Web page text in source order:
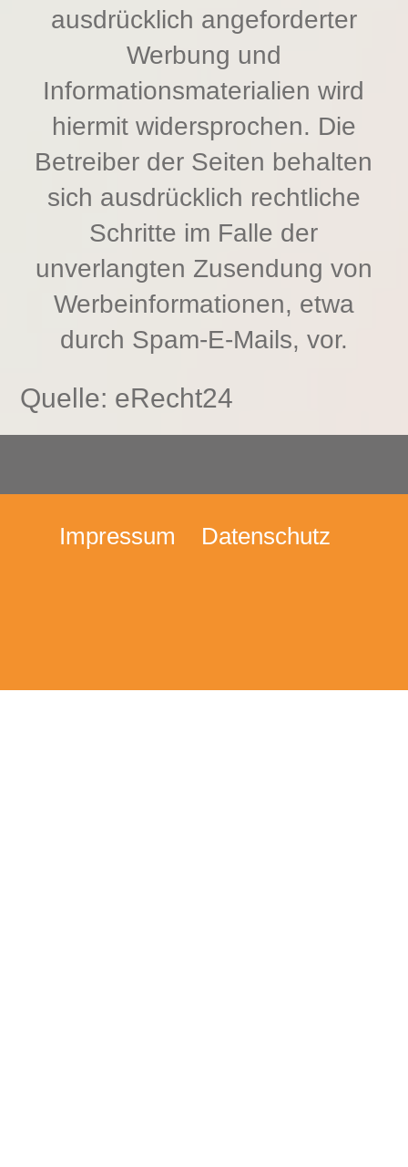
ausdrücklich angeforderter
Werbung und
Informationsmaterialien wird
hiermit widersprochen. Die
Betreiber der Seiten behalten
sich ausdrücklich rechtliche
Schritte im Falle der
unverlangten Zusendung von
Werbeinformationen, etwa
durch Spam-E-Mails, vor.
Quelle: eRecht24
Impressum Datenschutz